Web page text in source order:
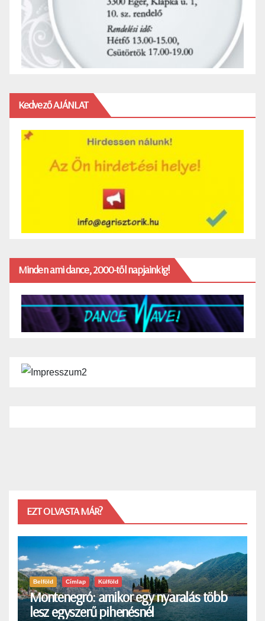
Kedvező AJÁNLAT
Minden ami dance, 2000-től napjainkig!
EZT OLVASTA MÁR?
Belföld Címlap Külföld
Montenegró: amikor egy nyaralás több
lesz egyszerű pihenésnél